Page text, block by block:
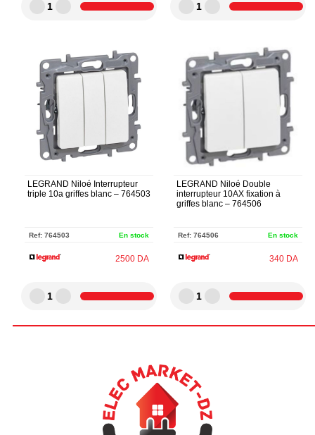
1 1
LEGRAND Niloé Interrupteur
triple 10a griffes blanc – 764503
Ref: 764503 En stock
2500 DA
1
LEGRAND Niloé Double
interrupteur 10AX fixation à
griffes blanc – 764506
Ref: 764506 En stock
340 DA
1